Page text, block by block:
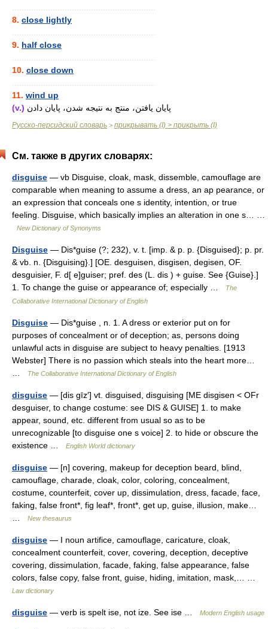
8. close lightly
9. half close
10. close down
11. wind up
(v.) پایان یافتن، منتج به نتیجه شدن، پایان دادن
Русско-персидский словарь > прикрывать (I) > прикрыть (I)
См. также в других словарях:
disguise — vb Disguise, cloak, mask, dissemble, camouflage are
comparable when meaning to assume a dress, an ap pearance, or
an expression that conceals one s identity, intention, or true
feeling. Disguise, which basically implies an alteration in one s… …
New Dictionary of Synonyms
Disguise — Dis*guise (?; 232), v. t. [imp. & p. p. {Disguised}; p. pr.
& vb. n. {Disguising}.] [OE. desguisen, disgisen, degisen, OF.
desguisier, F. d[ e]guiser; pref. des (L. dis ) + guise. See {Guise}.]
1. To change the guise or appearance of; especially …
The
Collaborative International Dictionary of English
Disguise — Dis*guise , n. 1. A dress or exterior put on for
purposes of concealment or of deception; as, persons doing
unlawful acts in disguise are subject to heavy penalties. [1913
Webster] There is no passion which steals into the heart more…
The Collaborative International Dictionary of English
disguise — [dis gīz′] vt. disguised, disguising [ME disgisen < OFr
desguiser, to change costume: see DIS & GUISE] 1. to make
appear, sound, etc. different from usual so as to be
unrecognizable [to disguise one s voice] 2. to hide or obscure the
existence …
English World dictionary
disguise — [n] covering, makeup for deception beard, blind,
camouflage, charade, cloak, color, coloring, concealment,
costume, counterfeit, cover up, dissimulation, dress, facade, face,
faking, false front*, fig leaf*, front*, get up, guise, illusion, make…
New thesaurus
disguise — I noun artifice, camouflage, caricature, cloak,
concealment counterfeit, cover, covering, deception, deceptive
covering, dissimulation, facade, faking, false appearance, false
colors, false copy, false front, guise, hiding, imitation, mask,… …
Law dictionary
disguise — verb is spelt ise, not ize. See ise … Modern English usage